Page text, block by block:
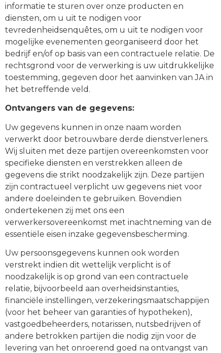
informatie te sturen over onze producten en
diensten, om u uit te nodigen voor
tevredenheidsenquêtes, om u uit te nodigen voor
mogelijke evenementen georganiseerd door het
bedrijf en/of op basis van een contractuele relatie. De
rechtsgrond voor de verwerking is uw uitdrukkelijke
toestemming, gegeven door het aanvinken van JA in
het betreffende veld.
Ontvangers van de gegevens:
Uw gegevens kunnen in onze naam worden
verwerkt door betrouwbare derde dienstverleners.
Wij sluiten met deze partijen overeenkomsten voor
specifieke diensten en verstrekken alleen de
gegevens die strikt noodzakelijk zijn. Deze partijen
zijn contractueel verplicht uw gegevens niet voor
andere doeleinden te gebruiken. Bovendien
ondertekenen zij met ons een
verwerkersovereenkomst met inachtneming van de
essentiële eisen inzake gegevensbescherming.
Uw persoonsgegevens kunnen ook worden
verstrekt indien dit wettelijk verplicht is of
noodzakelijk is op grond van een contractuele
relatie, bijvoorbeeld aan overheidsinstanties,
financiële instellingen, verzekeringsmaatschappijen
(voor het beheer van garanties of hypotheken),
vastgoedbeheerders, notarissen, nutsbedrijven of
andere betrokken partijen die nodig zijn voor de
levering van het onroerend goed na ontvangst van